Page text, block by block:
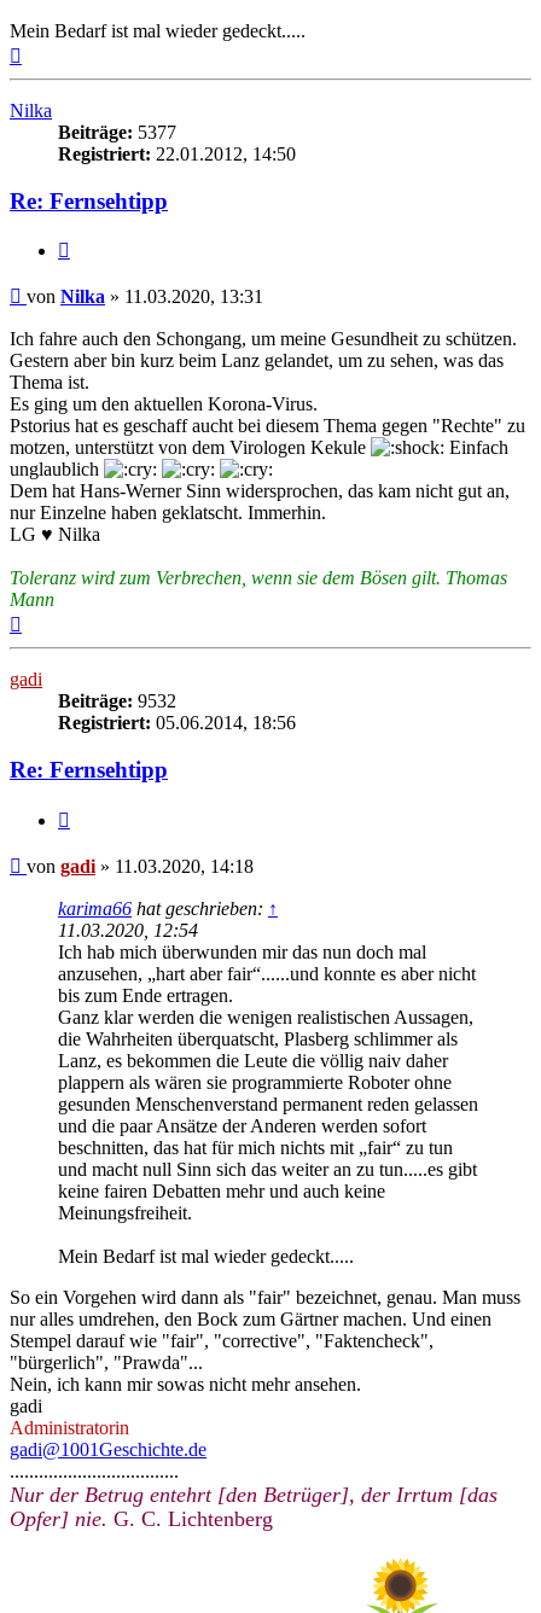
Mein Bedarf ist mal wieder gedeckt.....
Nilka
Beiträge: 5377
Registriert: 22.01.2012, 14:50
Re: Fernsehtipp
Beitrag
von Nilka » 11.03.2020, 13:31
Ich fahre auch den Schongang, um meine Gesundheit zu schützen.
Gestern aber bin kurz beim Lanz gelandet, um zu sehen, was das
Thema ist.
Es ging um den aktuellen Korona-Virus.
Pstorius hat es geschaff aucht bei diesem Thema gegen "Rechte" zu
motzen, unterstützt von dem Virologen Kekule
Einfach
unglaublich
Dem hat Hans-Werner Sinn widersprochen, das kam nicht gut an,
nur Einzelne haben geklatscht. Immerhin.
LG ♥ Nilka
Toleranz wird zum Verbrechen, wenn sie dem Bösen gilt. Thomas
Mann
oben
gadi
Beiträge: 9532
Registriert: 05.06.2014, 18:56
Re: Fernsehtipp
Beitrag
von gadi » 11.03.2020, 14:18
karima66 hat geschrieben: ↑
11.03.2020, 12:54
Ich hab mich überwunden mir das nun doch mal
anzusehen, „hart aber fair“......und konnte es aber nicht
bis zum Ende ertragen.
Ganz klar werden die wenigen realistischen Aussagen,
die Wahrheiten überquatscht, Plasberg schlimmer als
Lanz, es bekommen die Leute die völlig naiv daher
plappern als wären sie programmierte Roboter ohne
gesunden Menschenverstand permanent reden gelassen
und die paar Ansätze der Anderen werden sofort
beschnitten, das hat für mich nichts mit „fair“ zu tun
und macht null Sinn sich das weiter an zu tun.....es gibt
keine fairen Debatten mehr und auch keine
Meinungsfreiheit.
Mein Bedarf ist mal wieder gedeckt.....
So ein Vorgehen wird dann als "fair" bezeichnet, genau. Man muss
nur alles umdrehen, den Bock zum Gärtner machen. Und einen
Stempel darauf wie "fair", "corrective", "Faktencheck",
"bürgerlich", "Prawda"...
Nein, ich kann mir sowas nicht mehr ansehen.
gadi
Administratorin
gadi@1001Geschichte.de
...................................
Nur der Betrug entehrt [den Betrüger], der Irrtum [das
Opfer] nie. G. C. Lichtenberg